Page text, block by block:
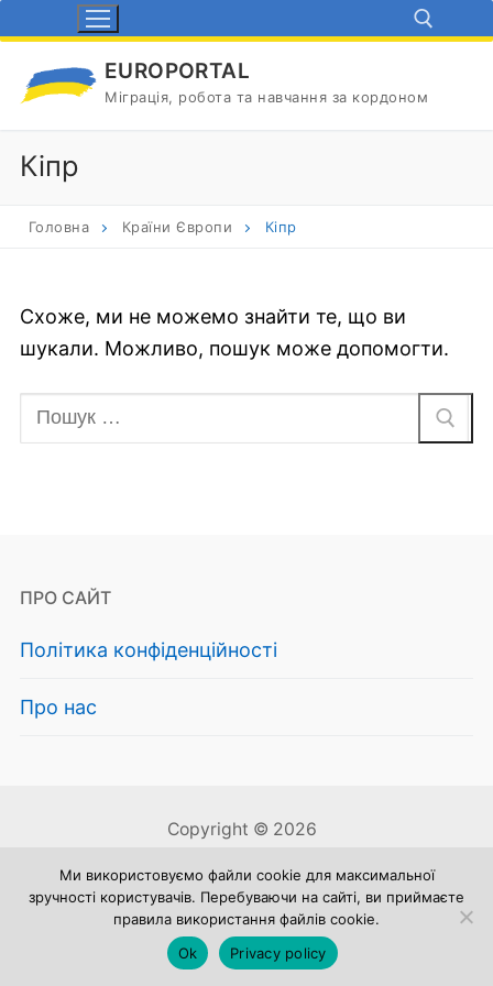
до
вмісту
EUROPORTAL
Міграція, робота та навчання за кордоном
Кіпр
Головна Країни Європи Кіпр
Схоже, ми не можемо знайти те, що ви
шукали. Можливо, пошук може допомогти.
Пошук:
ПРО САЙТ
Політика конфіденційності
Про нас
Copyright © 2026
Ми використовуємо файли cookie для максимальної
зручності користувачів. Перебуваючи на сайті, ви приймаєте
правила використання файлів cookie.
Ok
Privacy policy